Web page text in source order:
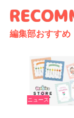
編集部おすすめ
ニュース